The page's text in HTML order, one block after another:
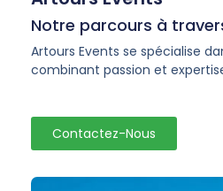
Notre parcours à
Artours Events se spécialise
combinant passion et
Contactez-Nous